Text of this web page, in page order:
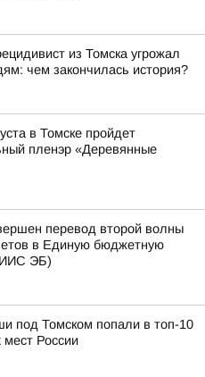
из Томска угрожал
чем закончилась история?
в Томске пройдет
пленэр «Деревянные
перевод второй волны
в Единую бюджетную
ЭБ)
под Томском попали в топ-10
России